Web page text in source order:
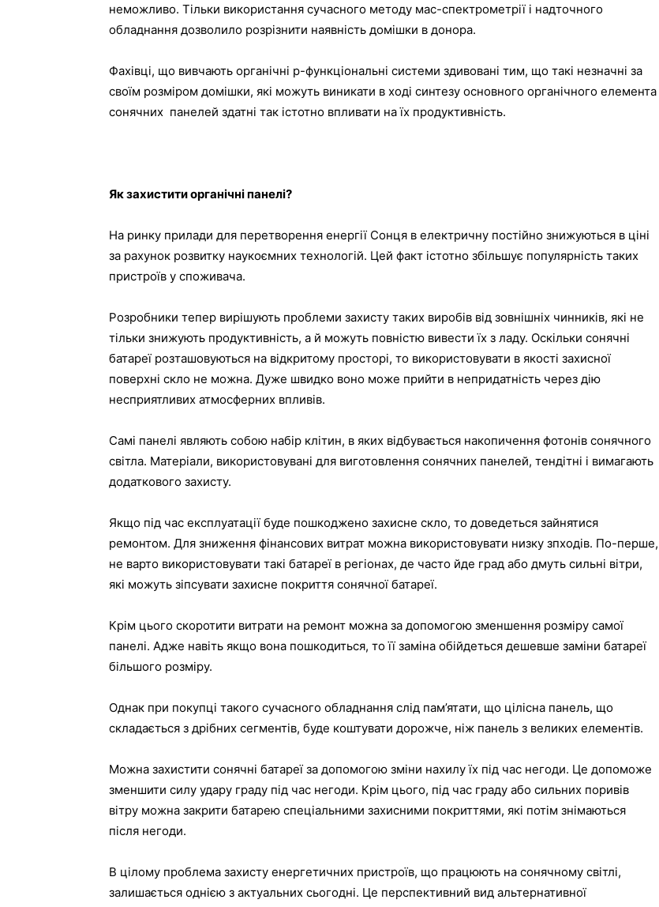
неможливо. Тільки використання сучасного методу мас-спектрометрії і надточного
обладнання дозволило розрізнити наявність домішки в донора.
Фахівці, що вивчають органічні р-функціональні системи здивовані тим, що такі незначні за
своїм розміром домішки, які можуть виникати в ході синтезу основного органічного елемента
сонячних панелей здатні так істотно впливати на їх продуктивність.
Як захистити органічні панелі?
На ринку прилади для перетворення енергії Сонця в електричну постійно знижуються в ціні
за рахунок розвитку наукоємних технологій. Цей факт істотно збільшує популярність таких
пристроїв у споживача.
Розробники тепер вирішують проблеми захисту таких виробів від зовнішніх чинників, які не
тільки знижують продуктивність, а й можуть повністю вивести їх з ладу. Оскільки сонячні
батареї розташовуються на відкритому просторі, то використовувати в якості захисної
поверхні скло не можна. Дуже швидко воно може прийти в непридатність через дію
несприятливих атмосферних впливів.
Самі панелі являють собою набір клітин, в яких відбувається накопичення фотонів сонячного
світла. Матеріали, використовувані для виготовлення сонячних панелей, тендітні і вимагають
додаткового захисту.
Якщо під час експлуатації буде пошкоджено захисне скло, то доведеться зайнятися
ремонтом. Для зниження фінансових витрат можна використовувати низку зпходів. По-перше,
не варто використовувати такі батареї в регіонах, де часто йде град або дмуть сильні вітри,
які можуть зіпсувати захисне покриття сонячної батареї.
Крім цього скоротити витрати на ремонт можна за допомогою зменшення розміру самої
панелі. Адже навіть якщо вона пошкодиться, то її заміна обійдеться дешевше заміни батареї
більшого розміру.
Однак при покупці такого сучасного обладнання слід пам’ятати, що цілісна панель, що
складається з дрібних сегментів, буде коштувати дорожче, ніж панель з великих елементів.
Можна захистити сонячні батареї за допомогою зміни нахилу їх під час негоди. Це допоможе
зменшити силу удару граду під час негоди. Крім цього, під час граду або сильних поривів
вітру можна закрити батарею спеціальними захисними покриттями, які потім знімаються
після негоди.
В цілому проблема захисту енергетичних пристроїв, що працюють на сонячному світлі,
залишається однією з актуальних сьогодні. Це перспективний вид альтернативної